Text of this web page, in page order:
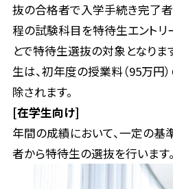
抜の合格者で入学手続き完了者
程の試験科目を特待生エントリ
とで特待生選抜の対象となりま
生は、初年度の授業料（95万円
除されます。
[在学生向け]
年間の成績において、一定の基
者から特待生の選抜を行います。